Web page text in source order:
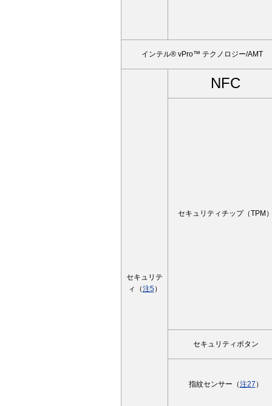
インテル® vPro™ テクノロジー/AMT
セキュリテ
ィ（注5）
NFC
セキュリティチップ（TPM
セキュリティボタン
指紋センサー（注27 ）